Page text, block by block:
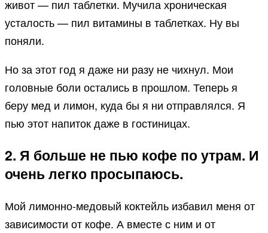
живот — пил таблетки. Мучила хроническая
усталость — пил витамины в таблетках. Ну вы
поняли.
Но за этот год я даже ни разу не чихнул. Мои
головные боли остались в прошлом. Теперь я
беру мед и лимон, куда бы я ни отправлялся. Я
пью этот напиток даже в гостиницах.
2. Я больше не пью кофе по утрам. И
очень легко просыпаюсь.
Мой лимонно-медовый коктейль избавил меня от
зависимости от кофе. А вместе с ним и от